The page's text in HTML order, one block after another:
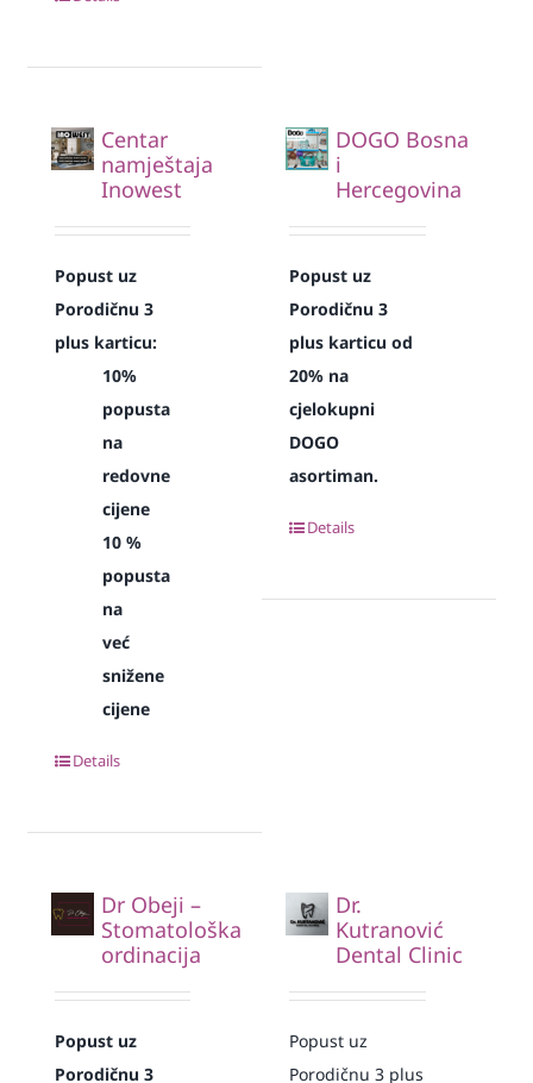
Centar
namještaja
Inowest
Popust uz
Porodičnu 3
plus karticu:
10%
popusta
na
redovne
cijene
10 %
popusta
na
već
snižene
cijene
Details
DOGO Bosna
i
Hercegovina
Popust uz
Porodičnu 3
plus karticu od
20% na
cjelokupni
DOGO
asortiman.
Details
Dr Obeji –
Stomatološka
ordinacija
Popust uz
Porodičnu 3
Dr.
Kutranović
Dental Clinic
Popust uz
Porodičnu 3 plus